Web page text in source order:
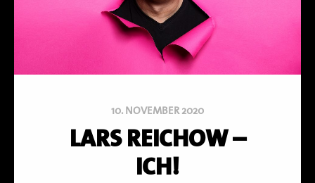
10. NOVEMBER 2020
LARS REICHOW –
ICH!